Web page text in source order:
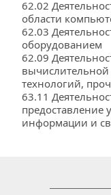
62.02
области
62.03
оборудованием
62.09
технологий,
63.11
предоставление
информации и